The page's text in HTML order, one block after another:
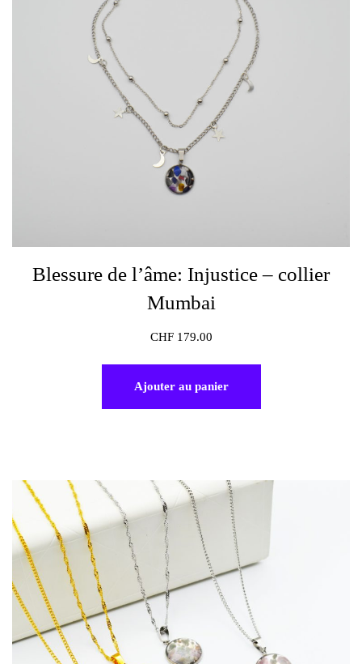
Blessure de l’âme: Injustice – collier
Mumbai
CHF179.00
Ajouter au panier